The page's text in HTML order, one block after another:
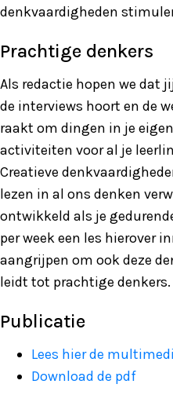
denkvaardigheden
Prachtige denkers
Als redactie hopen we dat
de interviews hoort en de
raakt om dingen in je
activiteiten voor al je
Creatieve
lezen in al ons denken
ontwikkeld als je
per week een les hierover
aangrijpen om ook deze
leidt tot prachtige denkers.
Publicatie
Lees hier de
Download de pdf